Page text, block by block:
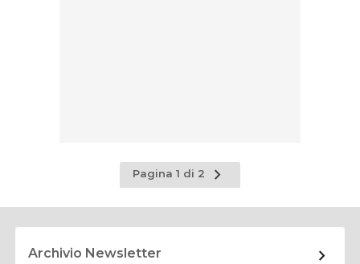
Pagina 1 di 2
Pagina
successiva
Archivio Newsletter